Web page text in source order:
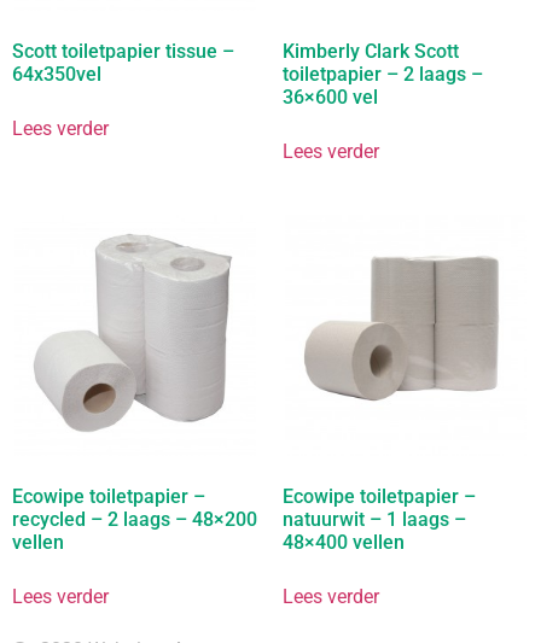
Scott toiletpapier tissue –
64x350vel
Lees verder
Kimberly Clark Scott
toiletpapier – 2 laags –
36×600 vel
Lees verder
Ecowipe toiletpapier –
recycled – 2 laags – 48×200
vellen
Lees verder
Ecowipe toiletpapier –
natuurwit – 1 laags –
48×400 vellen
Lees verder